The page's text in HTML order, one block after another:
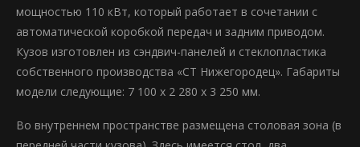
мощностью 110 кВт, который работает в сочетании с
автоматической коробкой передач и задним приводом.
Кузов изготовлен из сэндвич-панелей и стеклопластика
собственного производства «СТ Нижегородец». Габариты
модели следующие: 7 100 х 2 280 х 3 250 мм.
Во внутреннем пространстве размещена столовая зона (в